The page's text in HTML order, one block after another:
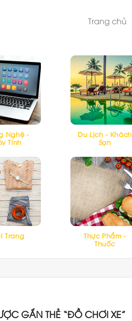
Trang chủ
Nghệ -
Tính
Du Lịch - Khách
Sạn
Trang
Thực Phẩm -
Thuốc
GẮN THẺ “ĐỒ CHƠI XE”